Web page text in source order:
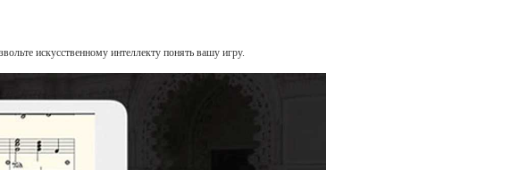
искусственному интеллекту понять вашу игру.